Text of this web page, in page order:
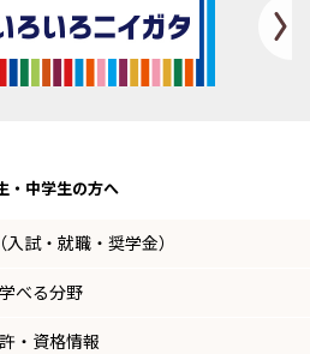
・ 中学生の方へ
試・就職・奨学金）
学べる分野
・資格情報